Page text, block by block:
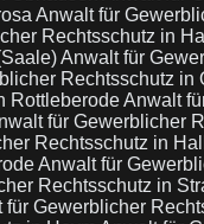
Anwalt für
Rechtsschutz in
Anwalt für
Rechtsschutz in
RottleberodeAnwalt
für Gewerblicher
Rechtsschutz in
Anwalt für
Rechtsschutz in
für Gewerblicher